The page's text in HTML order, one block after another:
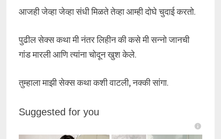
आजही जेव्हा जेव्हा संधी मिळते तेव्हा आम्ही दोघे चुदाई करतो.
पुढील सेक्स कथा मी नंतर लिहीन की कसे मी सन्नो जानची
गांड मारली आणि त्यांना चोदून खुश केले.
तुम्हाला माझी सेक्स कथा कशी वाटली, नक्की सांगा.
Suggested for you